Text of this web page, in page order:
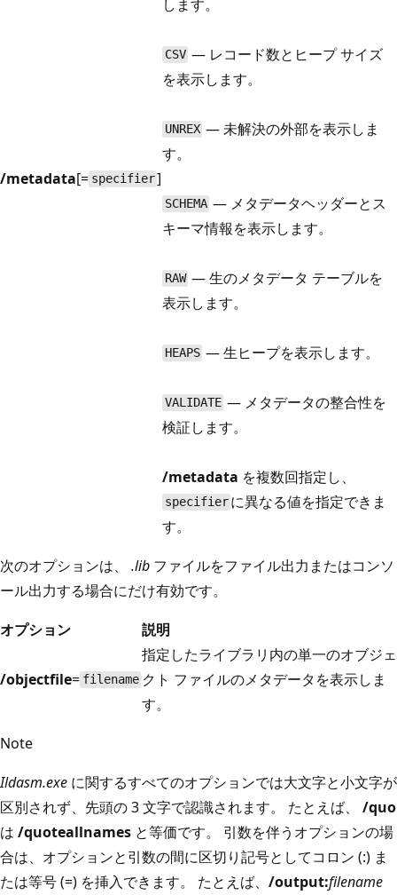
/metadata[= specifier]
します。
CSV — レコード数とヒープ サイズ
を表示します。
UNREX — 未解決の外部を表示しま
す。
SCHEMA — メタデータヘッダーとス
キーマ情報を表示します。
RAW — 生のメタデータ テーブルを
表示します。
HEAPS — 生ヒープを表示します。
VALIDATE — メタデータの整合性を
検証します。
/metadata を複数回指定し、
specifier に異なる値を指定できま
す。
次のオプションは、 .lib ファイルをファイル出力またはコンソ
ール出力する場合にだけ有効です。
オプション
説明
/objectfile= filename
指定したライブラリ内の単一のオブジェ
クト ファイルのメタデータを表示しま
す。
Note
Ildasm.exe に関するすべてのオプションでは大文字と小文字が
区別されず、先頭の 3 文字で認識されます。 たとえば、 /quo
は /quoteallnames と等価です。 引数を伴うオプションの場
合は、オプションと引数の間に区切り記号としてコロン (:) ま
たは等号 (=) を挿入できます。 たとえば、 /output:filename